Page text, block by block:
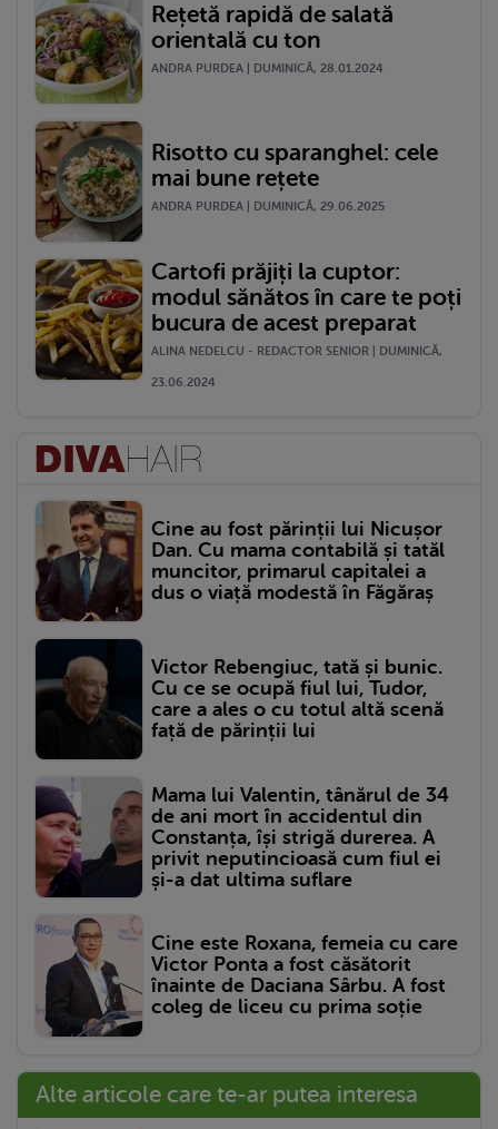
Rețetă rapidă de salată
orientală cu ton
ANDRA PURDEA | DUMINICĂ, 28.01.2024
Risotto cu sparanghel: cele
mai bune rețete
ANDRA PURDEA | DUMINICĂ, 29.06.2025
Cartofi prăjiți la cuptor:
modul sănătos în care te poți
bucura de acest preparat
ALINA NEDELCU - REDACTOR SENIOR | DUMINICĂ,
23.06.2024
Cine au fost părinții lui Nicușor
Dan. Cu mama contabilă și tatăl
muncitor, primarul capitalei a
dus o viață modestă în Făgăraș
Victor Rebengiuc, tată și bunic.
Cu ce se ocupă fiul lui, Tudor,
care a ales o cu totul altă scenă
față de părinții lui
Mama lui Valentin, tânărul de 34
de ani mort în accidentul din
Constanța, își strigă durerea. A
privit neputincioasă cum fiul ei
și-a dat ultima suflare
Cine este Roxana, femeia cu care
Victor Ponta a fost căsătorit
înainte de Daciana Sârbu. A fost
coleg de liceu cu prima soție
Alte articole care te-ar putea interesa